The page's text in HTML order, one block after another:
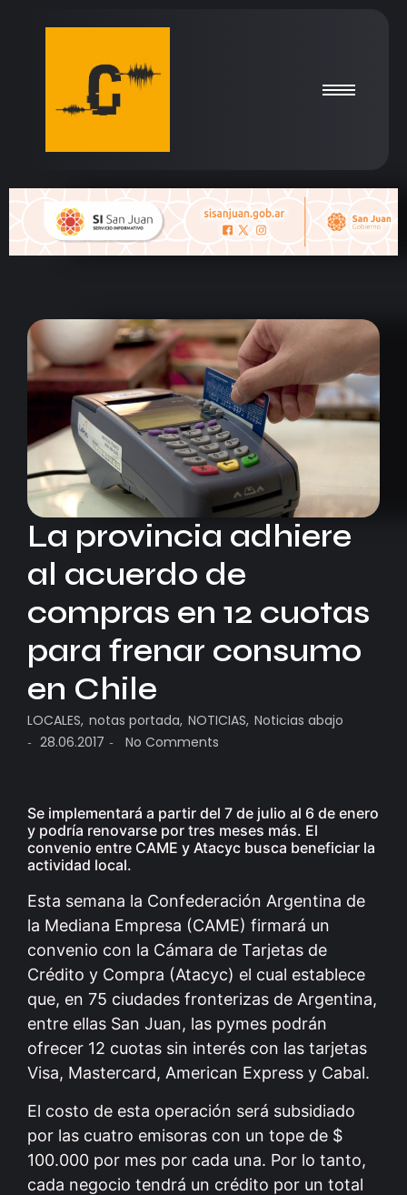
La provincia adhiere
al acuerdo de
compras en 12 cuotas
para frenar consumo
en Chile
LOCALES, notas portada, NOTICIAS, Noticias abajo
- 28.06.2017 - No Comments
Se implementará a partir del 7 de julio al 6 de enero
y podría renovarse por tres meses más. El
convenio entre CAME y Atacyc busca beneficiar la
actividad local.
Esta semana la Confederación Argentina de
la Mediana Empresa (CAME) firmará un
convenio con la Cámara de Tarjetas de
Crédito y Compra (Atacyc) el cual establece
que, en 75 ciudades fronterizas de Argentina,
entre ellas San Juan, las pymes podrán
ofrecer 12 cuotas sin interés con las tarjetas
Visa, Mastercard, American Express y Cabal.
El costo de esta operación será subsidiado
por las cuatro emisoras con un tope de $
100.000 por mes por cada una. Por lo tanto,
cada negocio tendrá un crédito por un total